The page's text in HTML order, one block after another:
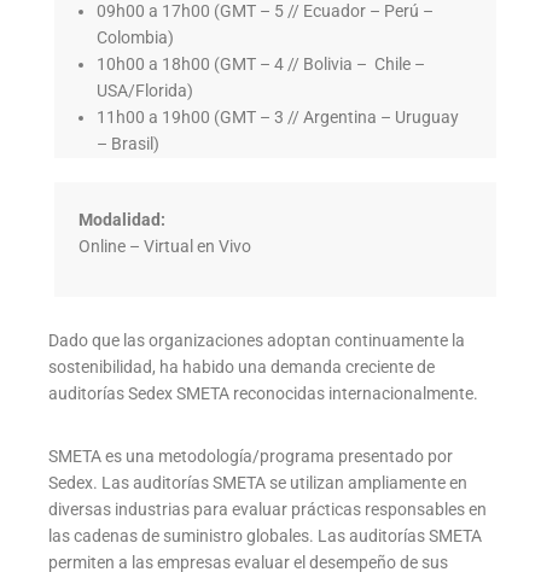
09h00 a 17h00 (GMT – 5 // Ecuador – Perú –
Colombia)
10h00 a 18h00 (GMT – 4 // Bolivia – Chile –
USA/Florida)
11h00 a 19h00 (GMT – 3 // Argentina – Uruguay
– Brasil)
Modalidad:
Online – Virtual en Vivo
Dado que las organizaciones adoptan continuamente la
sostenibilidad, ha habido una demanda creciente de
auditorías Sedex SMETA reconocidas internacionalmente.
SMETA es una metodología/programa presentado por
Sedex. Las auditorías SMETA se utilizan ampliamente en
diversas industrias para evaluar prácticas responsables en
las cadenas de suministro globales. Las auditorías SMETA
permiten a las empresas evaluar el desempeño de sus